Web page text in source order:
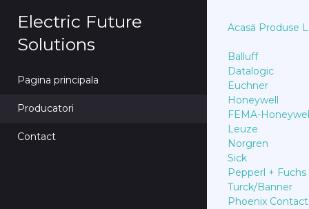
Electric Future
Solutions
Pagina principala
Producatori
Contact
Acasă Produse
Balluff
Datalogic
Euchner
Honeywell
FEMA-
Leuze
Norgren
Sick
Pepperl + Fuchs
Turck/Banner
Phoenix Contact